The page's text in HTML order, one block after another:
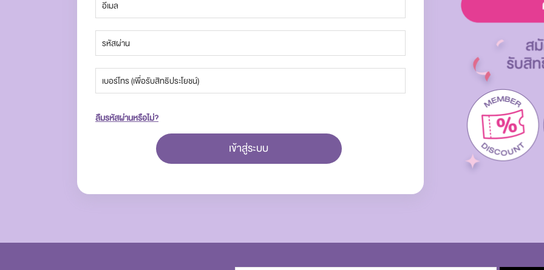
ลืมรหัสผ่านหรือไม่?
เข้าสู่ระบบ